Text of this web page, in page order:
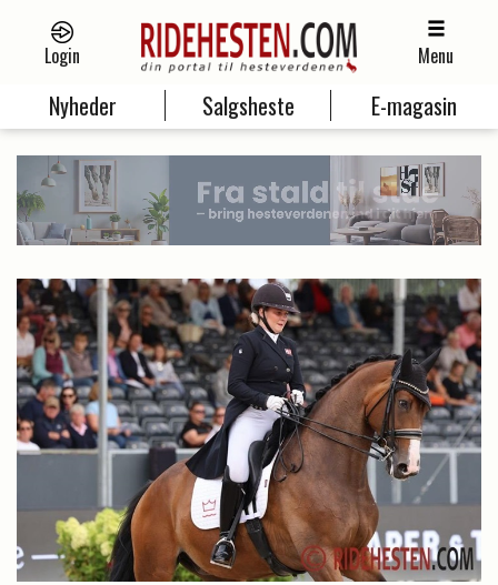
Login Menu
Nyheder Salgsheste E-magasin